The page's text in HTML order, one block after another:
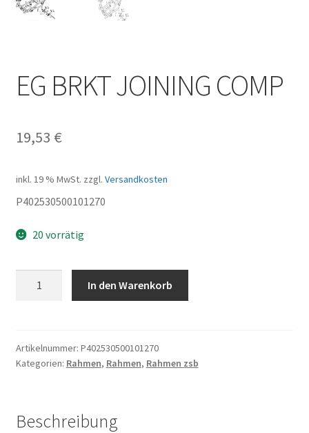
EG BRKT JOINING COMP
19,53 €
inkl. 19 % MwSt. zzgl. Versandkosten
P402530500101270
20 vorrätig
Menge
In den Warenkorb
Artikelnummer: P402530500101270
Kategorien: Rahmen, Rahmen, Rahmen zsb
Beschreibung